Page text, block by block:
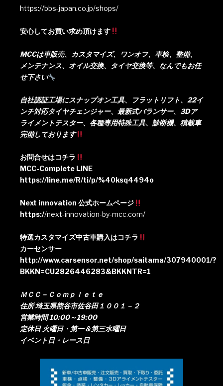
https://bbs-japan.co.jp/shops/
安心してお買い求め頂けます
MCCは車販売、カスタマイズ、ワンオフ、車検、整備、
メンテナンス、オイル交換、タイヤ交換等、なんでもお任
せ下さい
自社認証工場にスナップオン工具、フラットリフト、22イ
ンチ対応タイヤチェンジャー、最新式バランサー、3Dア
ライメントテスター、各種専用特殊工具、診断機、積載車
完備しております
お問合せはコチラ
MCC-Complete LINE
https://line.me/R/ti/p/%40ksq4494o
Next innovation 公式ホームページ
https://next-innovation-by-mcc.com/
特選カスタマイズ中古車購入はコチラ
カーセンサー
http://www.carsensor.net/shop/saitama/307940001/?
BKKN=CU2826446283&BKKNTR=1
ＭＣＣ－Ｃｏｍｐｌｅｔｅ
住所 埼玉県熊谷市佐谷田１００１－２
営業時間 10:00～19:00
定休日 火曜日・第一＆第三水曜日
イベント日・レース日